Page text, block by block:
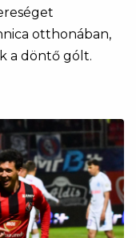
otthonában,
a döntő gólt.